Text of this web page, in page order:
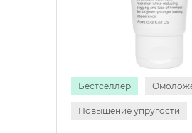
Бестселлер
Повышение упругости